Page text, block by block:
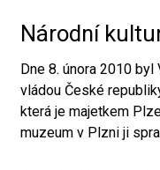
Národní
Dne 8. února 2010
vládou České
která je majetkem
muzeum v Plzni ji